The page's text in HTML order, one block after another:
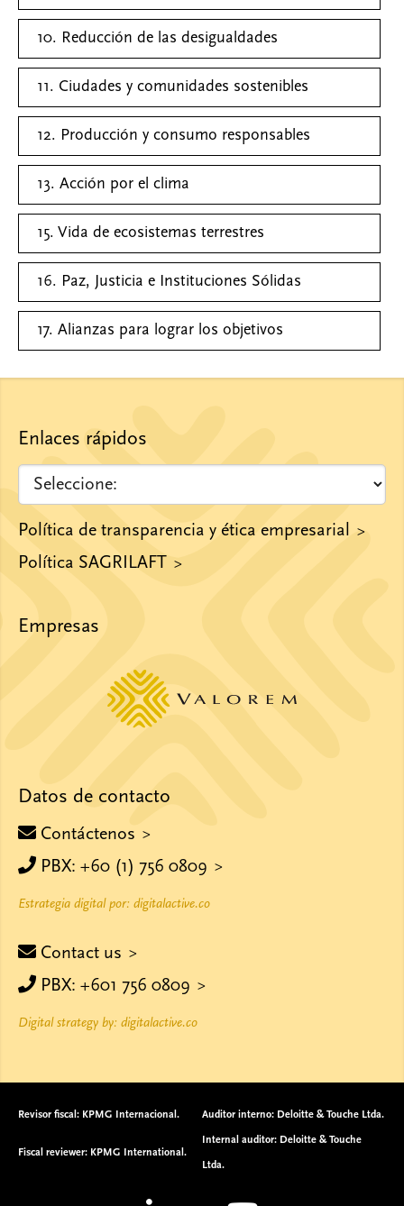
10. Reducción de las desigualdades
11. Ciudades y comunidades sostenibles
12. Producción y consumo responsables
13. Acción por el clima
15. Vida de ecosistemas terrestres
16. Paz, Justicia e Instituciones Sólidas
17. Alianzas para lograr los objetivos
Enlaces rápidos
Política de transparencia y ética empresarial
Política SAGRILAFT
Empresas
Datos de contacto
Contáctenos
PBX: +60 (1) 756 0809
Estrategia digital por: digitalactive.co
Contact us
PBX: +601 756 0809
Digital strategy by: digitalactive.co
Revisor fiscal: KPMG Internacional. Auditor interno: Deloitte & Touche Ltda.
Fiscal reviewer: KPMG International.
Internal auditor: Deloitte & Touche
Ltda.